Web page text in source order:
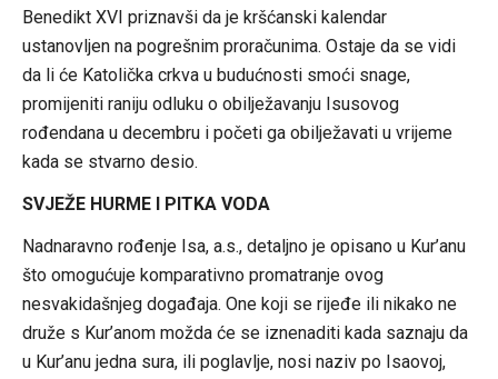
Benedikt XVI priznavši da je kršćanski kalendar
ustanovljen na pogrešnim proračunima. Ostaje da se vidi
da li će Katolička crkva u budućnosti smoći snage,
promijeniti raniju odluku o obilježavanju Isusovog
rođendana u decembru i početi ga obilježavati u vrijeme
kada se stvarno desio.
SVJEŽE HURME I PITKA VODA
Nadnaravno rođenje Isa, a.s., detaljno je opisano u Kur’anu
što omogućuje komparativno promatranje ovog
nesvakidašnjeg događaja. One koji se rijeđe ili nikako ne
druže s Kur’anom možda će se iznenaditi kada saznaju da
u Kur’anu jedna sura, ili poglavlje, nosi naziv po Isaovoj,